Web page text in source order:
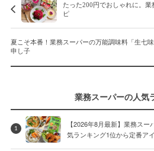
たった200円でおしゃれに。
ピ
夏こそ本番！業務スーパーの万能調味料「生七
申し子
業務スーパーの人気
1
【2026年8月最新】業務ス
気ランキング1位から定番ア